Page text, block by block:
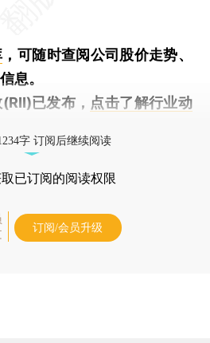
，可随时查阅公司股价走势、
息。
已发布， 点击了解行业动
字 订阅后继续阅读
取已订阅的阅读权限
订阅/会员升级